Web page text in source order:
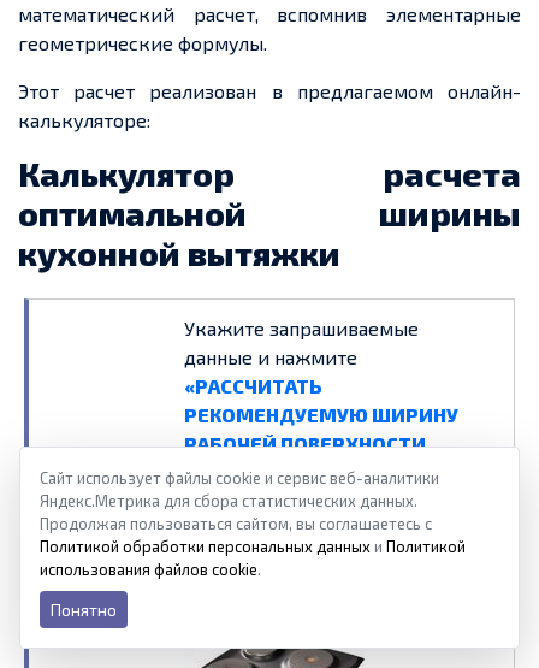
математический расчет, вспомнив элементарные
геометрические формулы.
Этот расчет реализован в предлагаемом онлайн-
калькуляторе:
Калькулятор расчета
оптимальной ширины
кухонной вытяжки
Укажите запрашиваемые
данные и нажмите
«РАССЧИТАТЬ
РЕКОМЕНДУЕМУЮ ШИРИНУ
РАБОЧЕЙ ПОВЕРХНОСТИ
ВЫТЯЖКИ»
Ширина
плиты, мм
Тип плиты
Сайт использует файлы cookie и сервис веб-аналитики
Яндекс.Метрика для сбора статистических данных.
Продолжая пользоваться сайтом, вы соглашаетесь с
Политикой обработки персональных данных и Политикой
использования файлов cookie.
Понятно